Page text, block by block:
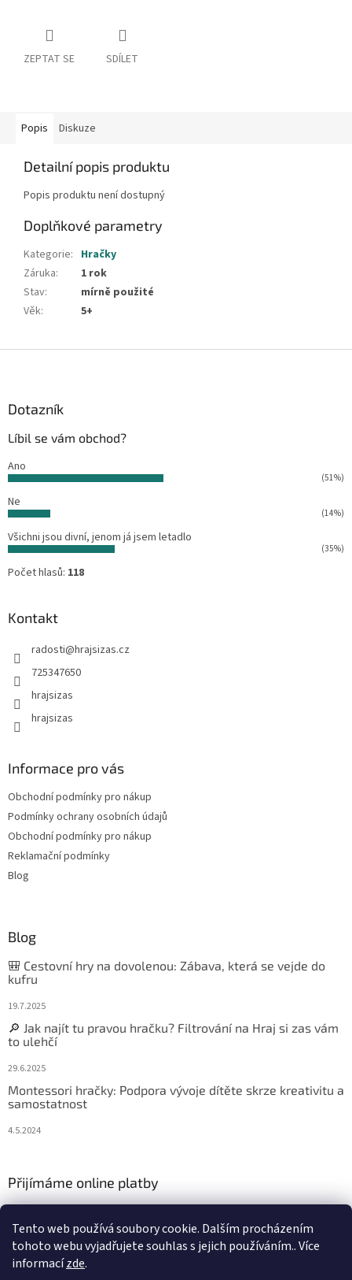
Tento web používá soubory cookie. Dalším procházením
tohoto webu vyjadřujete souhlas s jejich používáním.. Více
informacízde.
ZEPTAT SE SDÍLET
Popis Diskuze
Detailní popis produktu
Popis produktu není dostupný
Doplňkové parametry
Kategorie: Hračky
Záruka:
1 rok
Stav:
mírně použité
Věk: 5+
Dotazník
Líbil se vám obchod?
Ano
(51%)
Ne
(14%)
Všichni jsou divní, jenom já jsem letadlo
(35%)
Počet hlasů: 118
Kontakt
radosti@hrajsizas.cz
725347650
hrajsizas
hrajsizas
Informace pro vás
Obchodní podmínky pro nákup
Podmínky ochrany osobních údajů
Obchodní podmínky pro nákup
Reklamační podmínky
Blog
Blog
🎒 Cestovní hry na dovolenou: Zábava, která se vejde do
kufru
19.7.2025
🔎 Jak najít tu pravou hračku? Filtrování na Hraj si zas vám
to ulehčí
29.6.2025
Montessori hračky: Podpora vývoje dítěte skrze kreativitu a
samostatnost
4.5.2024
Přijímáme online platby